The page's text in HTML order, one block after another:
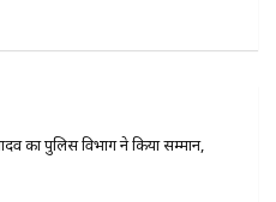
का पुलिस विभाग ने किया सम्मान,